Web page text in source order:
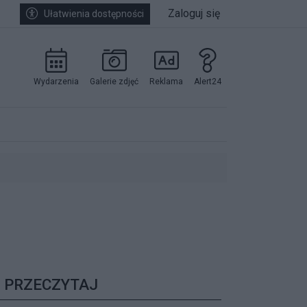
Ułatwienia dostępności Zaloguj się
Wydarzenia Galerie zdjęć Reklama Alert24
PRZECZYTAJ